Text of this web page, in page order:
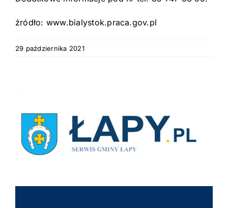
źródło: www.bialystok.praca.gov.pl
29 października 2021